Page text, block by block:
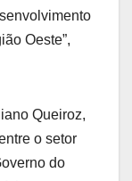
Oeste”,
Queiroz,
o setor
do